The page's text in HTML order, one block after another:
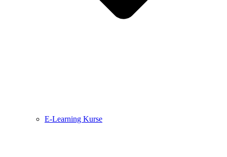
E-Learning Kurse